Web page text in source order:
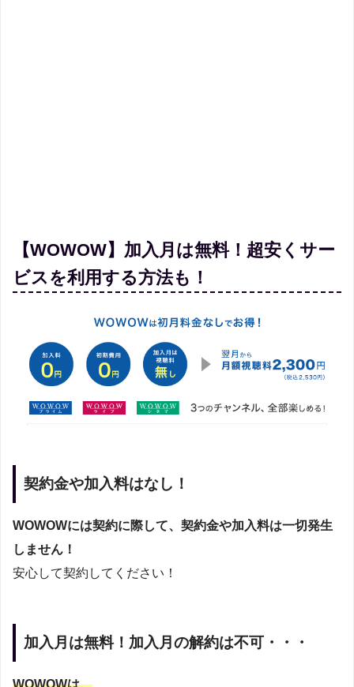
【WOWOW】加入月は無料！超安くサー
ビスを利用する方法も！
契約金や加入料はなし！
WOWOWには契約に際して、契約金や加入料は一切発生
しません！
安心して契約してください！
加入月は無料！加入月の解約は不可・・・
WOWOWは、